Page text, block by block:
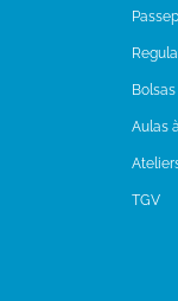
Aulas
TGV